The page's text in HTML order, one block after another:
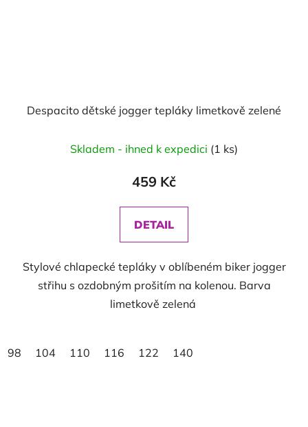
Despacito dětské jogger tepláky limetkově zelené
Skladem - ihned k expedici (1 ks)
459 Kč
DETAIL
Stylové chlapecké tepláky v oblíbeném biker jogger
střihu s ozdobným prošitím na kolenou. Barva
limetkově zelená
98 104 110 116 122 140